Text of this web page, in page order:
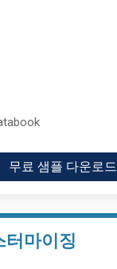
무료 샘플 다운로드
터마이징